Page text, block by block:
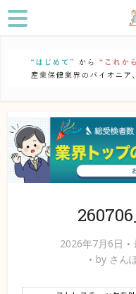
2026年7月6日
by さん